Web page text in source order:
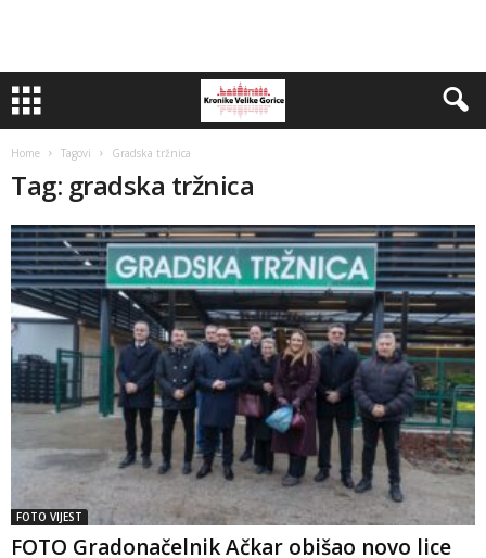
Home Tagovi Gradska tržnica
Tag: gradska tržnica
FOTO VIJEST
FOTO Gradonačelnik Ačkar obišao novo lice